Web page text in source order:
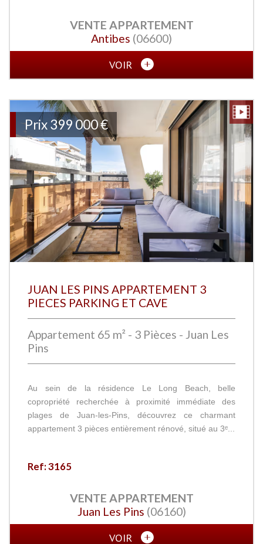
VENTE APPARTEMENT
Antibes (06600)
VOIR
Prix399 000€
JUAN LES PINS APPARTEMENT 3
PIECES PARKING ET CAVE
Appartement 65 m² - 3 Pièces - Juan Les
Pins
Au sein de la résidence Le Long Beach, belle
copropriété recherchée à proximité immédiate des
plages de Juan-les-Pins, découvrez ce charmant
appartement 3 pièces entièrement rénové, situé au 3ᵉ...
Ref: 3165
VENTE APPARTEMENT
Juan Les Pins (06160)
VOIR